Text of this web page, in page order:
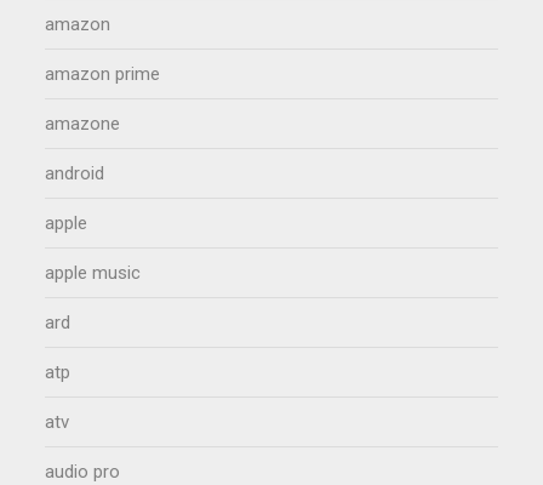
amazon
amazon prime
amazone
android
apple
apple music
ard
atp
atv
audio pro